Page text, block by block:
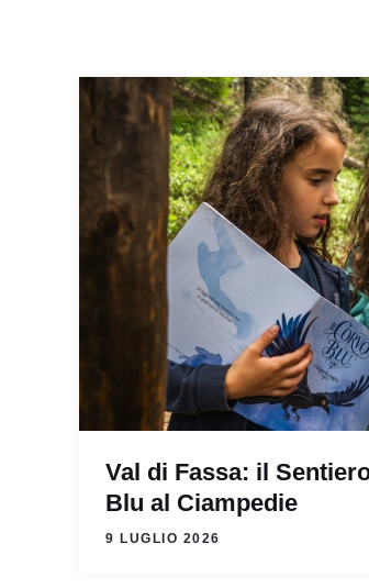
Val di Fassa: il
Blu al Ciampedie
9 LUGLIO 2026